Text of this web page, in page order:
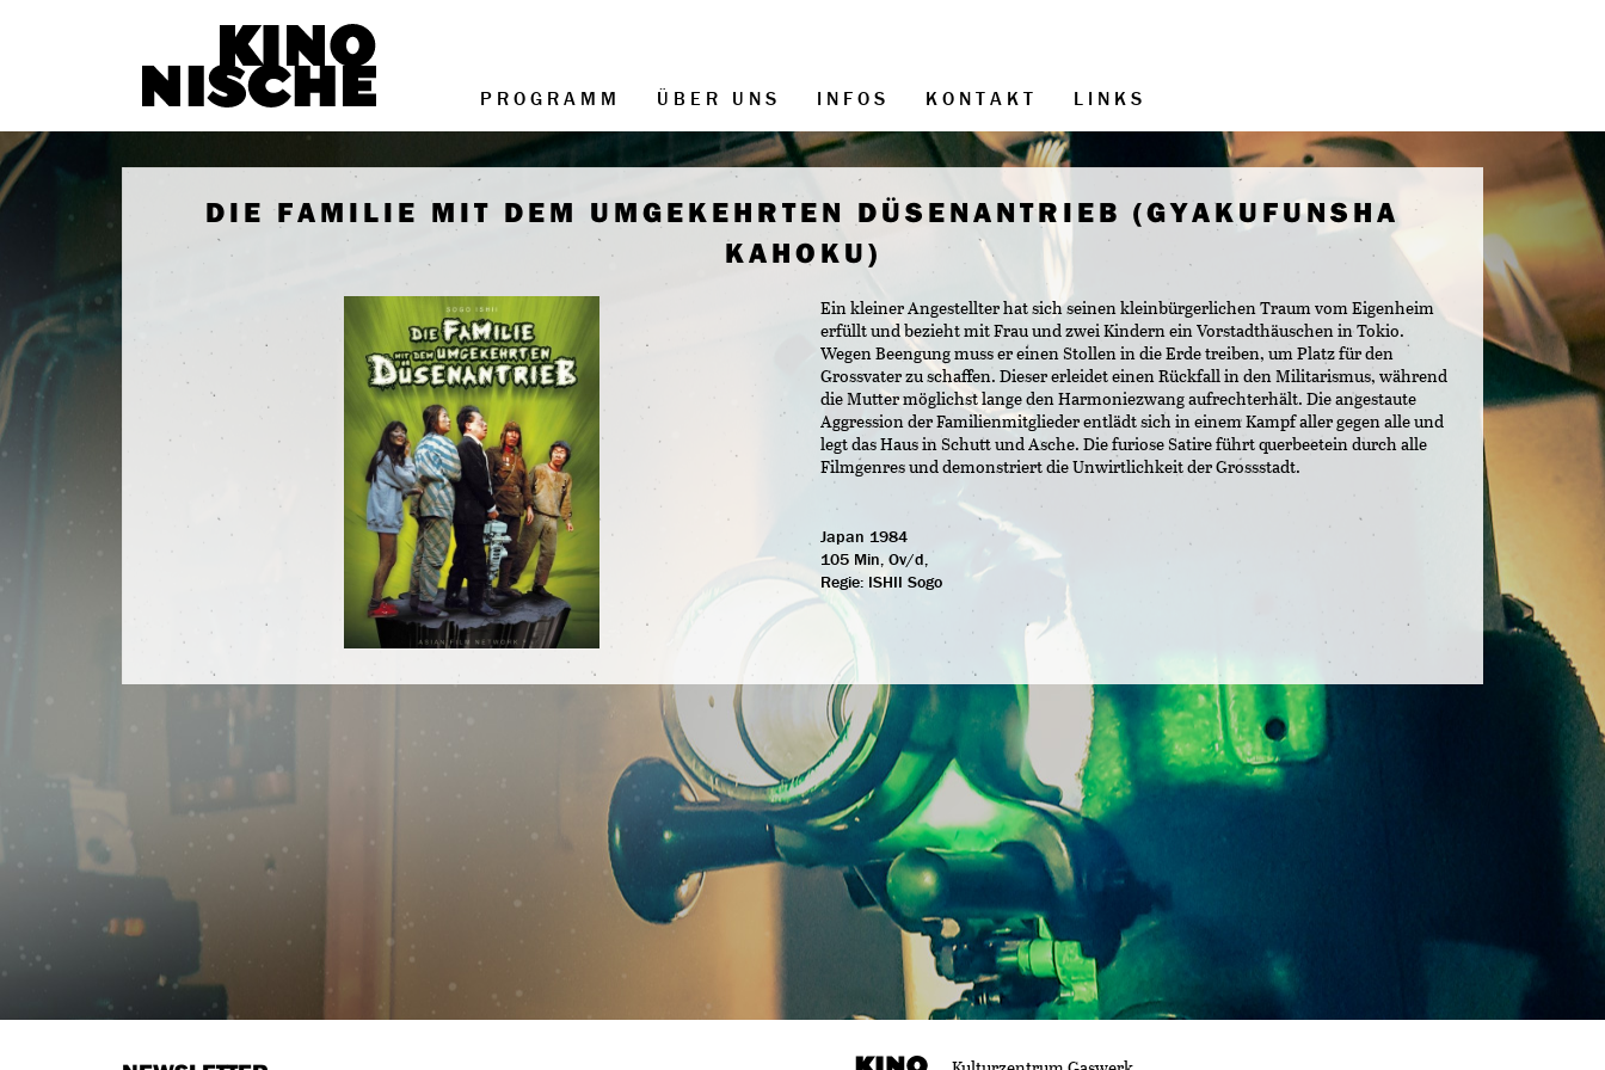
PROGRAMM ÜBER UNS INFOS KONTAKT LINKS
DIE FAMILIE MIT DEM UMGEKEHRTEN DÜSENANTRIEB (GYAKUFUNSHA
KAHOKU)
Ein kleiner Angestellter hat sich seinen kleinbürgerlichen Traum vom Eigenheim
erfüllt und bezieht mit Frau und zwei Kindern ein Vorstadthäuschen in Tokio.
Wegen Beengung muss er einen Stollen in die Erde treiben, um Platz für den
Grossvater zu schaffen. Dieser erleidet einen Rückfall in den Militarismus, während
die Mutter möglichst lange den Harmoniezwang aufrechterhält. Die angestaute
Aggression der Familienmitglieder entlädt sich in einem Kampf aller gegen alle und
legt das Haus in Schutt und Asche. Die furiose Satire führt querbeetein durch alle
Filmgenres und demonstriert die Unwirtlichkeit der Grossstadt.
Japan 1984
105 Min, Ov/d,
Regie: ISHII Sogo